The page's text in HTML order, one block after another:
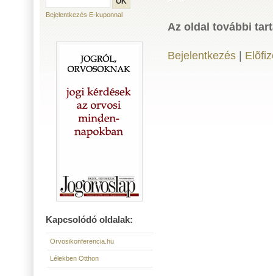
Bejelentkezés E-kuponnal
Kapcsolódó oldalak:
Orvosikonferencia.hu
Lélekben Otthon
Az oldal további
Bejelentkezés